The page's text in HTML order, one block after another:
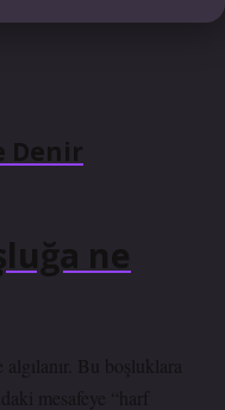
Denir
ne
Bu boşluklara
mesafeye “harf